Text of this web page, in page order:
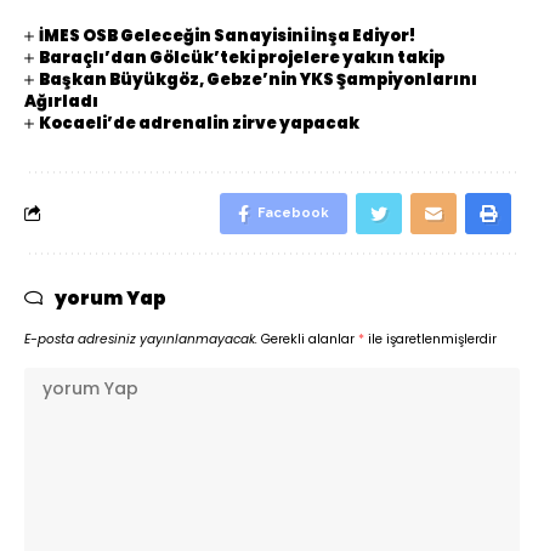
İMES OSB Geleceğin Sanayisini İnşa Ediyor!
Baraçlı’dan Gölcük’teki projelere yakın takip
Başkan Büyükgöz, Gebze’nin YKS Şampiyonlarını
Ağırladı
Kocaeli’de adrenalin zirve yapacak
Facebook
yorum Yap
E-posta adresiniz yayınlanmayacak. Gerekli alanlar * ile işaretlenmişlerdir